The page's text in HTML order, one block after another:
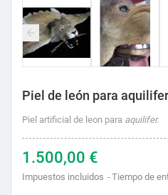
Piel de león para aquilifer
Piel artificial de leon para aquilifer.
1.500,00 €
Impuestos incluidos Tiempo de